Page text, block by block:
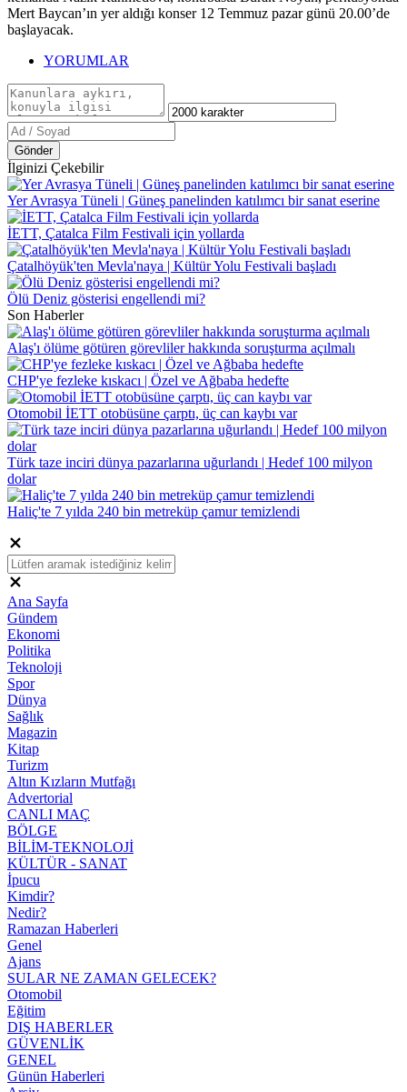
Mert Baycan’ın yer aldığı konser 12 Temmuz pazar günü 20.00’de
başlayacak.
YORUMLAR
Gönder
İlginizi Çekebilir
Yer Avrasya Tüneli | Güneş panelinden katılımcı bir sanat eserine
İETT, Çatalca Film Festivali için yollarda
Çatalhöyük'ten Mevla'naya | Kültür Yolu Festivali başladı
Ölü Deniz gösterisi engellendi mi?
Son Haberler
Alaş'ı ölüme götüren görevliler hakkında soruşturma açılmalı
CHP'ye fezleke kıskacı | Özel ve Ağbaba hedefte
Otomobil İETT otobüsüne çarptı, üç can kaybı var
Türk taze inciri dünya pazarlarına uğurlandı | Hedef 100 milyon
dolar
Haliç'te 7 yılda 240 bin metreküp çamur temizlendi
Ana Sayfa
Gündem
Ekonomi
Politika
Teknoloji
Spor
Dünya
Sağlık
Magazin
Kitap
Turizm
Altın Kızların Mutfağı
Advertorial
CANLI MAÇ
BÖLGE
BİLİM-TEKNOLOJİ
KÜLTÜR - SANAT
İpucu
Kimdir?
Nedir?
Ramazan Haberleri
Genel
Ajans
SULAR NE ZAMAN GELECEK?
Otomobil
Eğitim
DIŞ HABERLER
GÜVENLİK
GENEL
Günün Haberleri